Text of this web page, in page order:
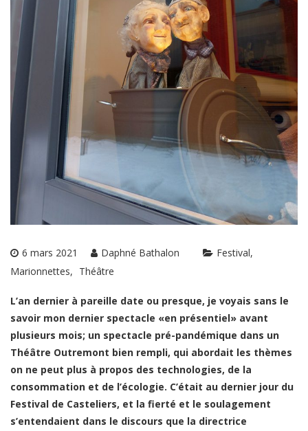
6 mars 2021 Daphné Bathalon
Festival
Marionnettes
Théâtre
L’an dernier à pareille date ou presque, je voyais sans le
savoir mon dernier spectacle «en présentiel» avant
plusieurs mois; un spectacle pré-pandémique dans un
Théâtre Outremont bien rempli, qui abordait les thèmes
on ne peut plus à propos des technologies, de la
consommation et de l’écologie. C’était au dernier jour du
Festival de Casteliers, et la fierté et le soulagement
s’entendaient dans le discours que la directrice